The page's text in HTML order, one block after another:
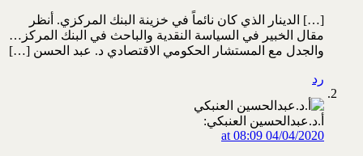
[…] الدينار الذي كان نائماً في خزينة البنك المركزي. أنظر
مقال الخبير في السياسة النقدية والباحث في البنك المركز…
والجدل مع المستشار الحكومي الاقتصادي د. عبد الحسن […]
رد
أ.د.عبدالحسين العنبكي:
04/04/2020 at 08:09